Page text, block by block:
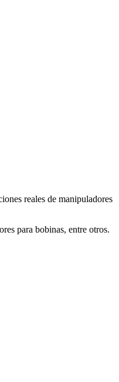
reales de manipuladores
para bobinas, entre otros.